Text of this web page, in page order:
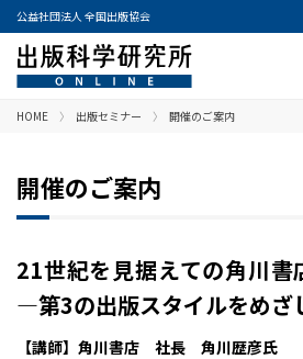
公益社団法人 全国出版協会
HOME 出版セミナー 開催のご案内
開催のご案内
21世紀を見据えての角川
―第3の出版スタイルをめ
【講師】角川書店 社長 角川歴彦氏